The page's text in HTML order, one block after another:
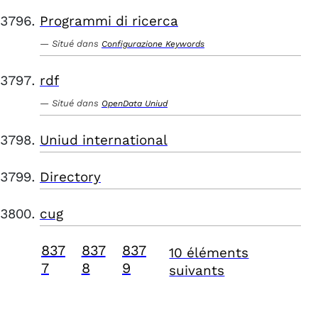
Programmi di ricerca
Situé dans Configurazione Keywords
rdf
Situé dans OpenData Uniud
Uniud international
Directory
cug
837
7
837
8
837
9
10 éléments
suivants